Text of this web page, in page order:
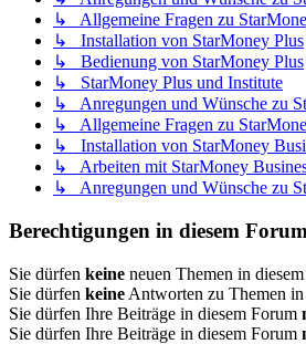
↳ Allgemeine Fragen zu
↳ Installation von StarMoney Plus
↳ Bedienung von StarMoney Plus
↳ StarMoney Plus und Institute
↳ Anregungen und Wünsche zu
↳ Allgemeine Fragen zu
↳ Installation von StarMoney
↳ Arbeiten mit StarMoney
↳ Anregungen und Wünsche zu
Berechtigungen in diesem Forum
Sie dürfen keine neuen Themen in
Sie dürfen keine Antworten zu Themen
Sie dürfen Ihre Beiträge in diesem Forum
Sie dürfen Ihre Beiträge in diesem Forum